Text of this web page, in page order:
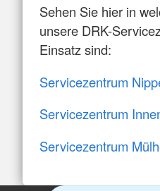
Sehen Sie hier in
unsere DRK-
Einsatz sind:
Servicezentrum
Servicezentrum
Servicezentrum